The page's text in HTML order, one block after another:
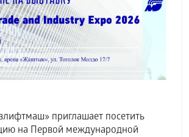
приглашает посетить
на Первой международной